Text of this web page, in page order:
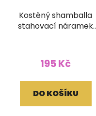
Kostěný shamballa
stahovací náramek
195 Kč
DO KOŠÍKU